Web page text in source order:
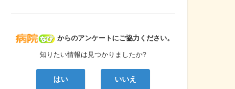
病院なび
からのアンケートにご協力ください。
知りたい情報は見つかりましたか?
はい いいえ